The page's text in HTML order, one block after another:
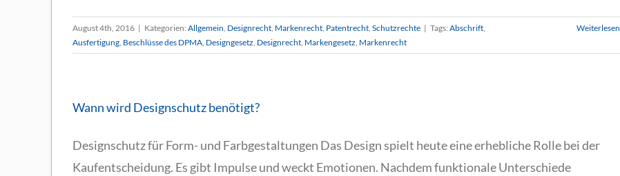
August 4th, 2016 | Kategorien: Allgemein, Designrecht, Markenrecht, Patentrecht, Schutzrechte | Tags: Abschrift,
Ausfertigung, Beschlüsse des DPMA, Designgesetz, Designrecht, Markengesetz, Markenrecht
Weiterlesen
Wann wird Designschutz benötigt?
Designschutz für Form- und Farbgestaltungen Das Design spielt heute eine erhebliche Rolle bei der
Kaufentscheidung. Es gibt Impulse und weckt Emotionen. Nachdem funktionale Unterschiede